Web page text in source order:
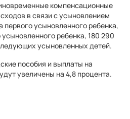
компенсационные
в связи с усыновлением
первого усыновленного ребенка,
ребенка, 180 290
усыновленных детей.
пособия и выплаты на
увеличены на 4,8 процента.